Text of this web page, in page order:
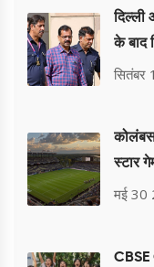
दिल्ली
के बाद
स्टार
मई 30